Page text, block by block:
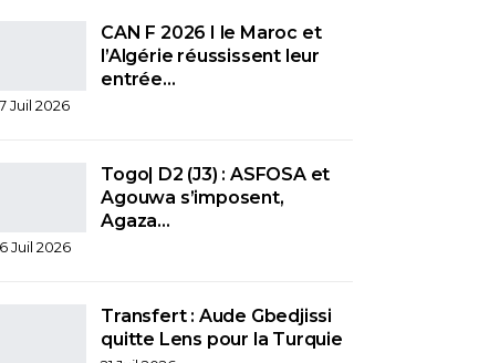
CAN F 2026 I le Maroc et
l’Algérie réussissent leur
entrée…
Juil 2026
Togo| D2 (J3) : ASFOSA et
Agouwa s’imposent,
Agaza…
Juil 2026
Transfert : Aude Gbedjissi
quitte Lens pour la Turquie